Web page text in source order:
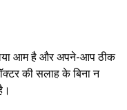
आम है और अपने-आप ठीक
की सलाह के बिना न